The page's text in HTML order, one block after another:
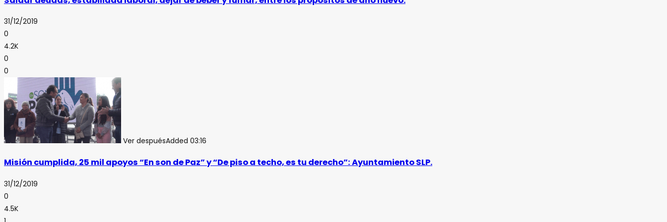
31/12/2019
0
4.2K
0
0
Ver despuésAdded 03:16
Misión cumplida, 25 mil apoyos “En son de Paz” y “De piso a techo, es tu derecho”: Ayuntamiento SLP.
31/12/2019
0
4.5K